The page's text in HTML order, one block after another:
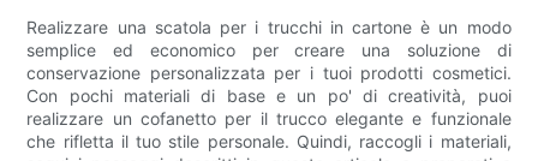
Realizzare una scatola per i trucchi in cartone è un modo
semplice ed economico per creare una soluzione di
conservazione personalizzata per i tuoi prodotti cosmetici.
Con pochi materiali di base e un po' di creatività, puoi
realizzare un cofanetto per il trucco elegante e funzionale
che rifletta il tuo stile personale. Quindi, raccogli i materiali,